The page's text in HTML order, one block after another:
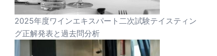
2025年度ワインエキスパート二次試験テイスティン
グ正解発表と過去問分析